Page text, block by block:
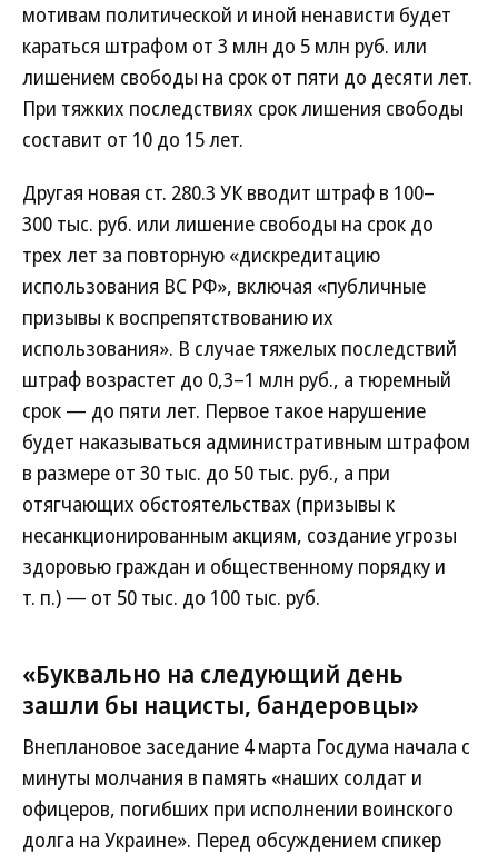
мотивам политической и иной ненависти будет
караться штрафом от 3 млн до 5 млн руб. или
лишением свободы на срок от пяти до десяти лет.
При тяжких последствиях срок лишения свободы
составит от 10 до 15 лет.
Другая новая ст. 280.3 УК вводит штраф в 100–
300 тыс. руб. или лишение свободы на срок до
трех лет за повторную «дискредитацию
использования ВС РФ», включая «публичные
призывы к воспрепятствованию их
использования». В случае тяжелых последствий
штраф возрастет до 0,3–1 млн руб., а тюремный
срок — до пяти лет. Первое такое нарушение
будет наказываться административным штрафом
в размере от 30 тыс. до 50 тыс. руб., а при
отягчающих обстоятельствах (призывы к
несанкционированным акциям, создание угрозы
здоровью граждан и общественному порядку и
т. п.) — от 50 тыс. до 100 тыс. руб.
«Буквально на следующий день
зашли бы нацисты, бандеровцы»
Внеплановое заседание 4 марта Госдума начала с
минуты молчания в память «наших солдат и
офицеров, погибших при исполнении воинского
долга на Украине». Перед обсуждением спикер